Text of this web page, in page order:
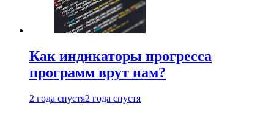
Как индикаторы прогресса
программ врут нам?
2 года спустя2 года спустя